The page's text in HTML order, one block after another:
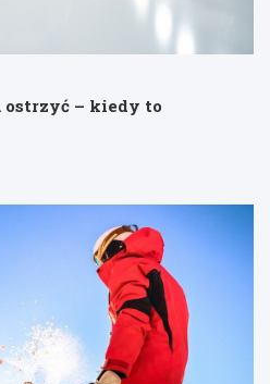
ostrzyć – kiedy to